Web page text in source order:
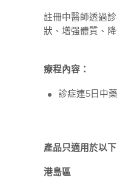
註冊中醫師透過
狀、增强體質、
療程內容：
診症連5日中
產品只適用於以
港島區